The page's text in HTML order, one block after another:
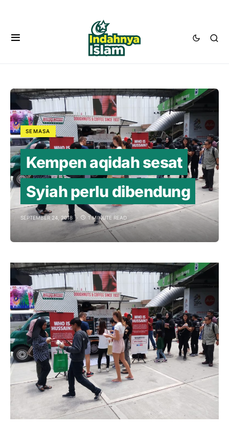
SEMASA
Kempen aqidah sesat
Syiah perlu dibendung
SEPTEMBER 24, 2018 1 MINUTE READ